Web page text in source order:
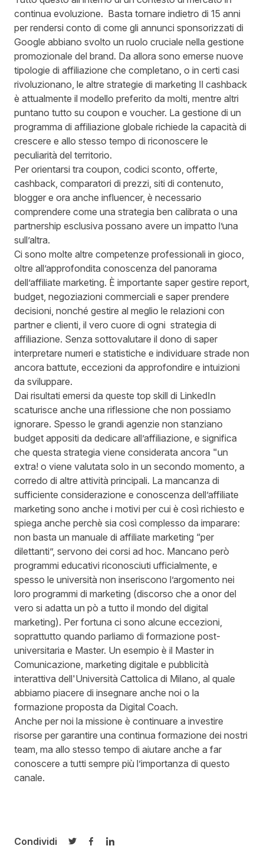
continua evoluzione. Basta tornare indietro di 15 anni
per rendersi conto di come gli annunci sponsorizzati di
Google abbiano svolto un ruolo cruciale nella gestione
promozionale del brand. Da allora sono emerse nuove
tipologie di affiliazione che completano, o in certi casi
rivoluzionano, le altre strategie di marketing Il cashback
è attualmente il modello preferito da molti, mentre altri
puntano tutto su coupon e voucher. La gestione di un
programma di affiliazione globale richiede la capacità di
crescere e allo stesso tempo di riconoscere le
peculiarità del territorio.
Per orientarsi tra coupon, codici sconto, offerte,
cashback, comparatori di prezzi, siti di contenuto,
blogger e ora anche influencer, è necessario
comprendere come una strategia ben calibrata o una
partnership esclusiva possano avere un impatto l’una
sull’altra.
Ci sono molte altre competenze professionali in gioco,
oltre all’approfondita conoscenza del panorama
dell’affiliate marketing. È importante saper gestire report,
budget, negoziazioni commerciali e saper prendere
decisioni, nonché gestire al meglio le relazioni con
partner e clienti, il vero cuore di ogni strategia di
affiliazione. Senza sottovalutare il dono di saper
interpretare numeri e statistiche e individuare strade non
ancora battute, eccezioni da approfondire e intuizioni
da sviluppare.
Dai risultati emersi da queste top skill di LinkedIn
scaturisce anche una riflessione che non possiamo
ignorare. Spesso le grandi agenzie non stanziano
budget appositi da dedicare all’affiliazione, e significa
che questa strategia viene considerata ancora "un
extra! o viene valutata solo in un secondo momento, a
corredo di altre attività principali. La mancanza di
sufficiente considerazione e conoscenza dell’affiliate
marketing sono anche i motivi per cui è così richiesto e
spiega anche perchè sia così complesso da imparare:
non basta un manuale di affiliate marketing “per
dilettanti”, servono dei corsi ad hoc. Mancano però
programmi educativi riconosciuti ufficialmente, e
spesso le università non inseriscono l’argomento nei
loro programmi di marketing (discorso che a onor del
vero si adatta un pò a tutto il mondo del digital
marketing). Per fortuna ci sono alcune eccezioni,
soprattutto quando parliamo di formazione post-
universitaria e Master. Un esempio è il Master in
Comunicazione, marketing digitale e pubblicità
interattiva dell'Università Cattolica di Milano, al quale
abbiamo piacere di insegnare anche noi o la
formazione proposta da Digital Coach.
Anche per noi la missione è continuare a investire
risorse per garantire una continua formazione dei nostri
team, ma allo stesso tempo di aiutare anche a far
conoscere a tutti sempre più l’importanza di questo
canale.
Condividi